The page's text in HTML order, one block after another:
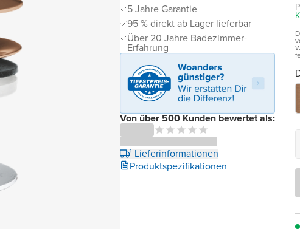
5 Jahre Garantie
95 % direkt ab Lager lieferbar
Über 20 Jahre Badezimmer-
Erfahrung
Von über 500 Kunden bewertet als:
¹ Lieferinformationen
Produktspezifikationen